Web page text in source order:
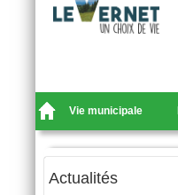
Vie municipale
Actualités